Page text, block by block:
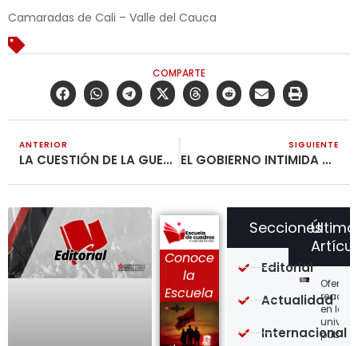
Camaradas de Cali – Valle del Cauca
COMPARTE
ANTERIOR
LA CUESTIÓN DE LA GUERRA Y LA PAZ EN COLOMBIA
SIGUIENTE
EL GOBIERNO INTIMIDA CON ARMAS DE FUEGO EL PARO CAMIONERO
Conoce
la
Escuela
en las
Secciones
Editorial
Actualidad
Internacional